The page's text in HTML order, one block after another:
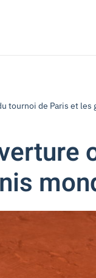
tournoi de Paris et